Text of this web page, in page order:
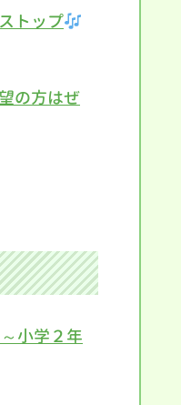
トップ
の方はぜ
小学２年